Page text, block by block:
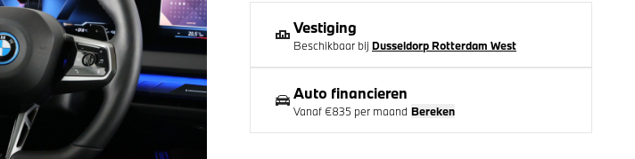
Vestiging
Beschikbaar bij Dusseldorp Rotterdam West
Auto financieren
Vanaf €835 per maand Bereken